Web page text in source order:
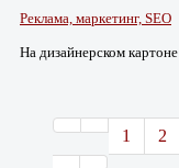
Реклама, маркетинг, SEO
На дизайнерском
1 2